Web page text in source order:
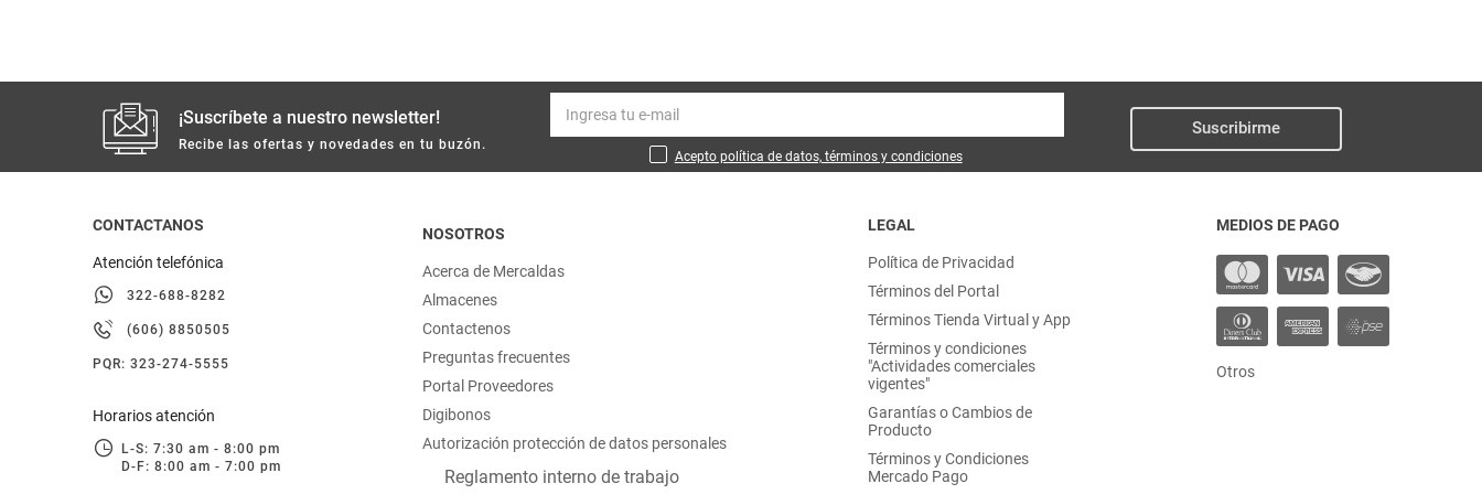
tecnología
moda
¡Suscríbete a nuestro newsletter!
Recibe las ofertas y novedades en tu buzón.
Acepto política de datos, términos y condiciones
Suscribirme
CONTACTANOS
Atención telefónica
322-688-8282
(606) 8850505
PQR: 323-274-5555
Horarios atención
L-S: 7:30 am - 8:00 pm
D-F: 8:00 am - 7:00 pm
NOSOTROS
Acerca de Mercaldas
Almacenes
Contactenos
Preguntas frecuentes
Portal Proveedores
Digibonos
Autorización protección de datos personales
Reglamento interno de trabajo
LEGAL
Política de Privacidad
Términos del Portal
Términos Tienda Virtual y App
Términos y condiciones
"Actividades comerciales
vigentes"
Garantías o Cambios de
Producto
Términos y Condiciones
Mercado Pago
MEDIOS DE PAGO
Otros